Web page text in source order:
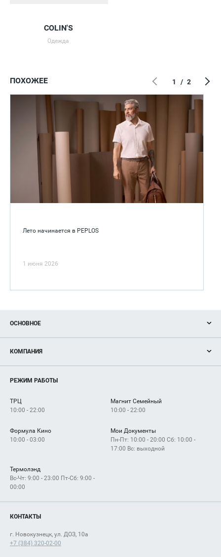
COLIN'S
Одежда
ПОХОЖЕЕ
Лето начинается в PEPLOS
1 июня 2026
1 / 2
ОСНОВНОЕ
Новости
Магазины
Услуги
КОМПАНИЯ
Рекламодателям
Как добраться
РЕЖИМ РАБОТЫ
ТРЦ
10:00 - 22:00
Магнит Семейный
10:00 - 22:00
Формула Кино
10:00 - 03:00
Мои Документы
Пн-Пт: 10:00 - 20:00 Сб: 10:00 -
17:00 Вс: выходной
Термолэнд
Вс-Чт: 9:00 - 23:00 Пт-Сб: 9:00 -
00:00
КОНТАКТЫ
г. Новокузнецк, ул. ДОЗ, 10а
+7 (384) 320-02-00